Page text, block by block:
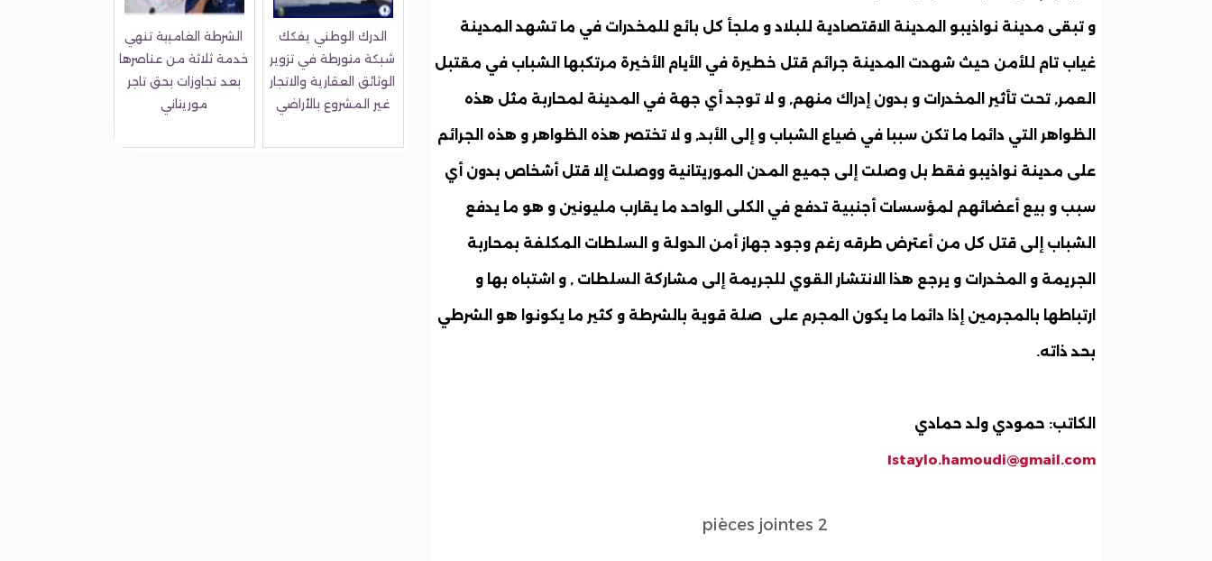
و تبقى مدينة نواذيبو المدينة الاقتصادية للبلاد و ملجأ كل بائع للمخدرات في ما تشهد المدينة
غياب تام للأمن حيث شهدت المدينة جرائم قتل خطيرة في الأيام الأخيرة مرتكبها الشباب في مقتبل
العمر, تحت تأثير المخدرات و بدون إدراك منهم, و لا توجد أي جهة في المدينة لمحاربة مثل هذه
الظواهر التي دائما ما تكن سببا في ضياع الشباب و إلى الأبد, و لا تختصر هذه الظواهر و هذه الجرائم
على مدينة نواذيبو فقط بل وصلت إلى جميع المدن الموريتانية ووصلت إلا قتل أشخاص بدون أي
سبب و بيع أعضائهم لمؤسسات أجنبية تدفع في الكلى الواحد ما يقارب مليونين و هو ما يدفع
الشباب إلى قتل كل من أعترض طرقه رغم وجود جهاز أمن الدولة و السلطات المكلفة بمحاربة
الجريمة و المخدرات و يرجع هذا الانتشار القوي للجريمة إلى مشاركة السلطات , و اشتباه بها و
ارتباطها بالمجرمين إذا دائما ما يكون المجرم على صلة قوية بالشرطة و كثير ما يكونوا هو الشرطي
بحد ذاته.
الكاتب: حمودي ولد حمادي
Istaylo.hamoudi@gmail.com
2 pièces jointes
الدرك الوطني يفكك
شبكة متورطة في تزوير
الوثائق العقارية والاتجار
غير المشروع بالأراضي
الشرطة الغامبية تنهي
خدمة ثلاثة من عناصرها
بعد تجاوزات بحق تاجر
موريتاني